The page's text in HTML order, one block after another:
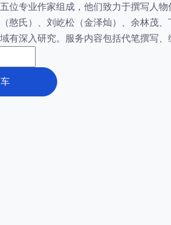
。
价
格
为：
位专业作家组成，他们致力于撰写人
憨氏）、刘屹松（金泽灿）、余林茂
有深入研究。服务内容包括代笔撰写